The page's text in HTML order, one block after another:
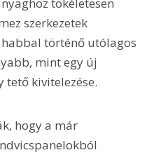
szerkezetek
habbal történő utólagos
mint egy új
tető kivitelezése.
hogy a már